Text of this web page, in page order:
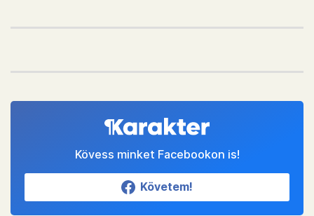
Kövess minket Facebookon is!
Követem!